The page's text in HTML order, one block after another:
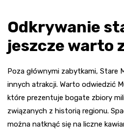
Odkrywanie
jeszcze warto
Poza głównymi zabytkami, Stare
innych atrakcji. Warto odwiedzić
które prezentuje bogate zbiory
związanych z historią regionu.
można natknąć się na liczne